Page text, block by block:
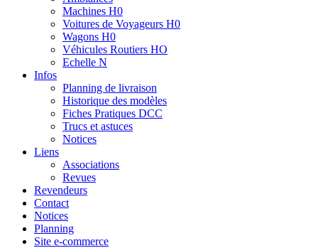
Machines H0
Voitures de Voyageurs H0
Wagons H0
Véhicules Routiers HO
Echelle N
Infos
Planning de livraison
Historique des modèles
Fiches Pratiques DCC
Trucs et astuces
Notices
Liens
Associations
Revues
Revendeurs
Contact
Notices
Planning
Site e-commerce